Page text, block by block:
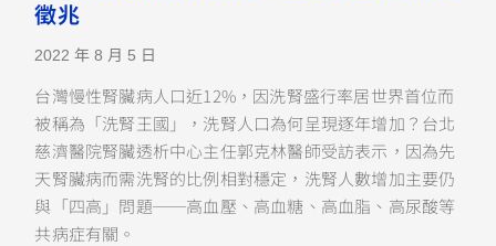
徵兆
2022 年 8 月 5 日
台灣慢性腎臟病人口近12%，因洗腎盛行率居世界首位而
被稱為「洗腎王國」，洗腎人口為何呈現逐年增加？台北
慈濟醫院腎臟透析中心主任郭克林醫師受訪表示，因為先
天腎臟病而需洗腎的比例相對穩定，洗腎人數增加主要仍
與「四高」問題──高血壓、高血糖、高血脂、高尿酸等
共病症有關。